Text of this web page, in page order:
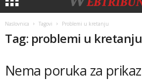
Naslovnica Tagovi Problemi u kretanju
Tag: problemi u kretanju
Nema poruka za prikaz